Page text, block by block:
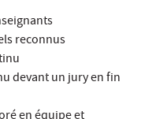
reconnus
devant un jury en fin